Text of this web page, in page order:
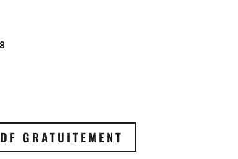
GRATUITEMENT